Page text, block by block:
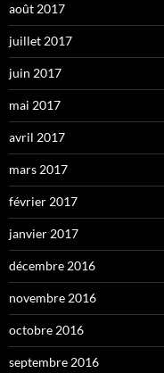
août 2017
juillet 2017
juin 2017
mai 2017
avril 2017
mars 2017
février 2017
janvier 2017
décembre 2016
novembre 2016
octobre 2016
septembre 2016